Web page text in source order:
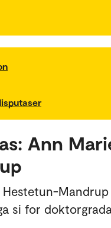
Ann
Hestetun-
si for